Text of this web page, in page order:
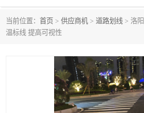
当前位置： 首页 > 供应商机 > 道路划线 > 洛
温标线 提高可视性
交通道路标线
道路标线划线 马路
道路